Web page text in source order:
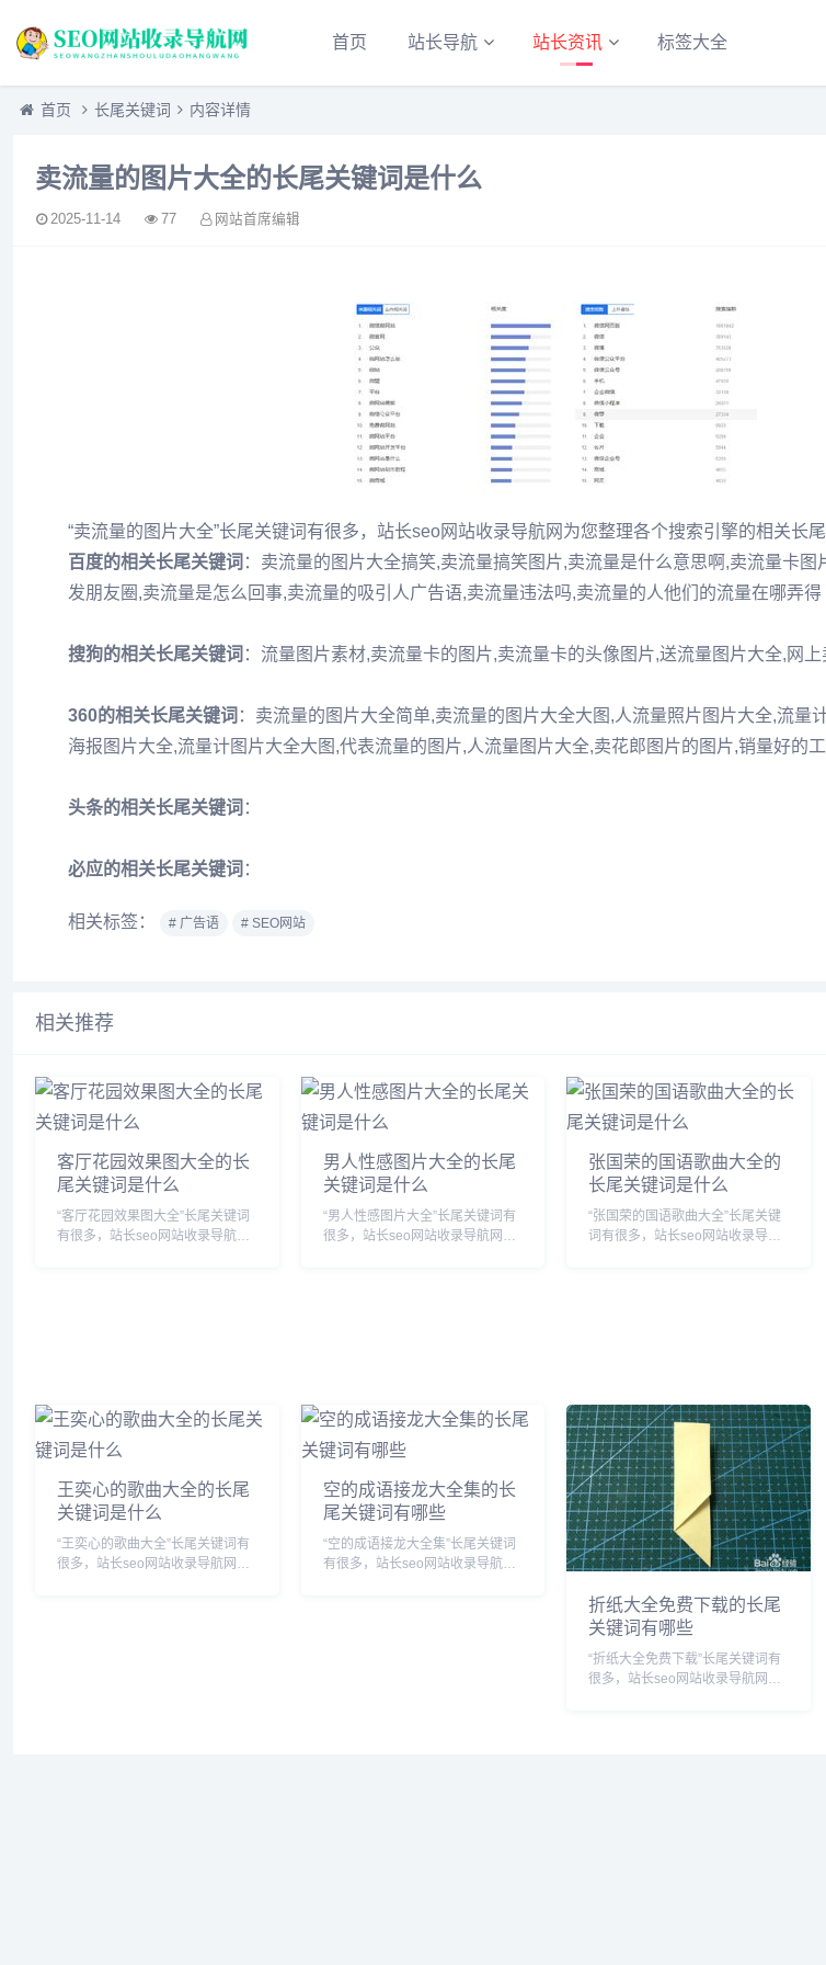
首页 站长导航 站长资讯 标签大全
首页 长尾关键词 内容详情
卖流量的图片大全的长尾关键词是什么
2025-11-14 77 网站首席编辑
“卖流量的图片大全”长尾关键词有很多，站长seo网站收录导航网为您整理各个搜索引擎的相关长尾
百度的相关长尾关键词 ：卖流量的图片大全搞笑,卖流量搞笑图片,卖流量是什么意思啊,卖流量卡图
发朋友圈,卖流量是怎么回事,卖流量的吸引人广告语,卖流量违法吗,卖流量的人他们的流量在哪弄得
搜狗的相关长尾关键词 ：流量图片素材,卖流量卡的图片,卖流量卡的头像图片,送流量图片大全,网
360的相关长尾关键词 ：卖流量的图片大全简单,卖流量的图片大全大图,人流量照片图片大全,流量
海报图片大全,流量计图片大全大图,代表流量的图片,人流量图片大全,卖花郎图片的图片,销量好的
头条的相关长尾关键词 ：
必应的相关长尾关键词 ：
相关标签： # 广告语 # SEO网站
相关推荐
客厅花园效果图大全的长
尾关键词是什么
“客厅花园效果图大全”长尾关键词
有很多，站长seo网站收录导航网
男人性感图片大全的长尾
关键词是什么
“男人性感图片大全”长尾关键词有
很多，站长seo网站收录导航网为
张国荣的国语歌曲大全的
长尾关键词是什么
“张国荣的国语歌曲大全”长尾关键
词有很多，站长seo网站收录导航
王奕心的歌曲大全的长尾
关键词是什么
“王奕心的歌曲大全”长尾关键词有
很多，站长seo网站收录导航网为
空的成语接龙大全集的长
尾关键词有哪些
“空的成语接龙大全集”长尾关键词
有很多，站长seo网站收录导航网
折纸大全免费下载的长尾
关键词有哪些
“折纸大全免费下载”长尾关键词有
很多，站长seo网站收录导航网为